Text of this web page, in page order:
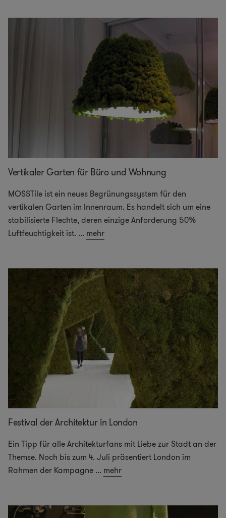
Vertikaler Garten für Büro und Wohnung
MOSSTile ist ein neues Begrünungssystem für den
vertikalen Garten im Innenraum. Es handelt sich um eine
stabilisierte Flechte, deren einzige Anforderung 50%
Luftfeuchtigkeit ist. ... mehr
Festival der Architektur in London
Ein Tipp für alle Architekturfans mit Liebe zur Stadt an der
Themse. Noch bis zum 4. Juli präsentiert London im
Rahmen der Kampagne ... mehr